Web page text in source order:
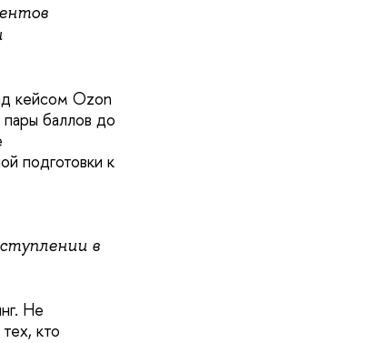
кейсом Ozon
баллов до
подготовки к
в
Не
кто